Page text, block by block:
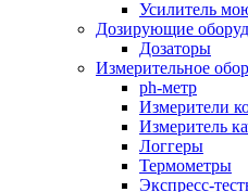
Усилитель
Дозирующие
Дозаторы
Измерительное
ph-метр
Измерители
Измеритель
Логгеры
Термометры
Экспресс-